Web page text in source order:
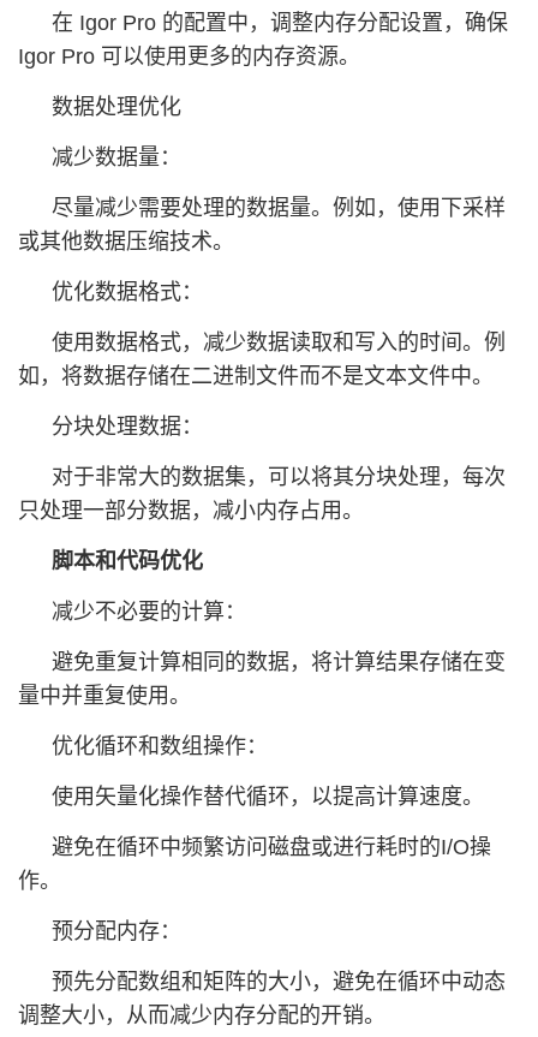
在 Igor Pro 的配置中，调整内存分配设置，确保
Igor Pro 可以使用更多的内存资源。
数据处理优化
减少数据量：
尽量减少需要处理的数据量。例如，使用下采样
或其他数据压缩技术。
优化数据格式：
使用数据格式，减少数据读取和写入的时间。例
如，将数据存储在二进制文件而不是文本文件中。
分块处理数据：
对于非常大的数据集，可以将其分块处理，每次
只处理一部分数据，减小内存占用。
脚本和代码优化
减少不必要的计算：
避免重复计算相同的数据，将计算结果存储在变
量中并重复使用。
优化循环和数组操作：
使用矢量化操作替代循环，以提高计算速度。
避免在循环中频繁访问磁盘或进行耗时的I/O操
作。
预分配内存：
预先分配数组和矩阵的大小，避免在循环中动态
调整大小，从而减少内存分配的开销。